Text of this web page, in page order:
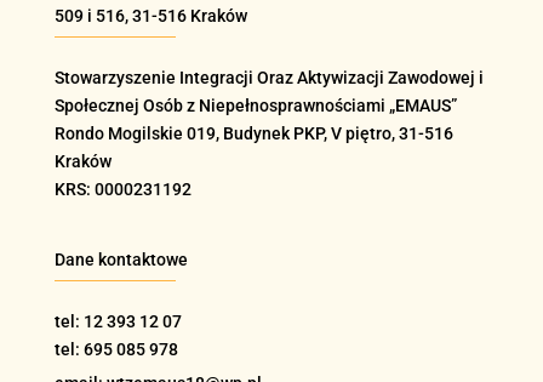
509 i 516, 31-516 Kraków
Stowarzyszenie Integracji Oraz Aktywizacji Zawodowej i
Społecznej Osób z Niepełnosprawnościami „EMAUS”
Rondo Mogilskie 019, Budynek PKP, V piętro, 31-516
Kraków
KRS: 0000231192
Dane kontaktowe
tel: 12 393 12 07
tel: 695 085 978